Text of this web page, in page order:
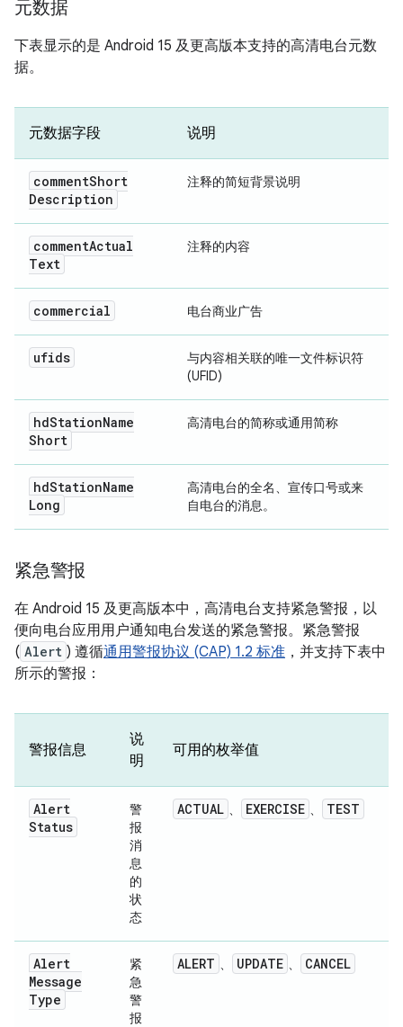
元数据
下表显示的是 Android 15 及更高版本支持的高清电台元数
据。
元数据字段 说明
commentShort
Description
注释的简短背景说明
commentActual
Text
注释的内容
commercial 电台商业广告
ufids
与内容相关联的唯一文件标识符
(UFID)
hdStationName
Short
高清电台的简称或通用简称
hdStationName
Long
高清电台的全名、宣传口号或来
自电台的消息。
紧急警报
在 Android 15 及更高版本中，高清电台支持紧急警报，以
便向电台应用用户通知电台发送的紧急警报。紧急警报
( Alert ) 遵循通用警报协议 (CAP) 1.2 标准 ，并支持下表中
所示的警报：
警报信息
说
明
可用的枚举值
Alert
Status
警
报
消
息
的
状
态
ACTUAL 、 EXERCISE 、 TEST
Alert
Message
Type
紧
急
警
报
ALERT 、 UPDATE 、 CANCEL